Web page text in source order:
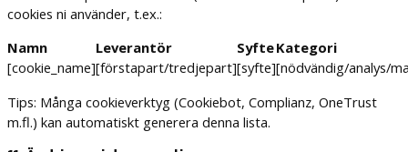
cookies ni använder, t.ex.:
Namn
Leverantör SyfteKategori
[cookie_name][förstapart/tredjepart][syfte][nödvändig/analys/
Tips: Många cookieverktyg (Cookiebot, Complianz, OneTrust
m.fl.) kan automatiskt generera denna lista.